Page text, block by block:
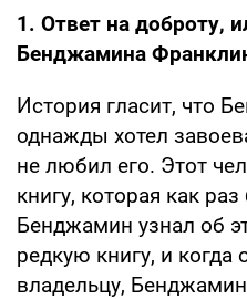
1. Ответ на доброту,
Бенджамина
История гласит, что
однажды хотел
не любил его. Этот
книгу, которая как
Бенджамин узнал об
редкую книгу, и когда
владельцу,